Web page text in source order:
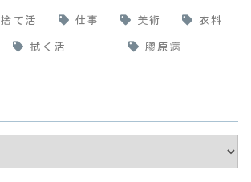
捨て活 仕事 美術 衣料
拭く活 膠原病